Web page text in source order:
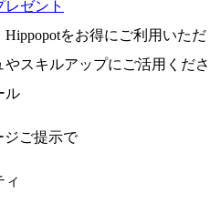
をお得にご利用いただ
スキルアップにご活用くださ
ル
ジご提示で
ィ